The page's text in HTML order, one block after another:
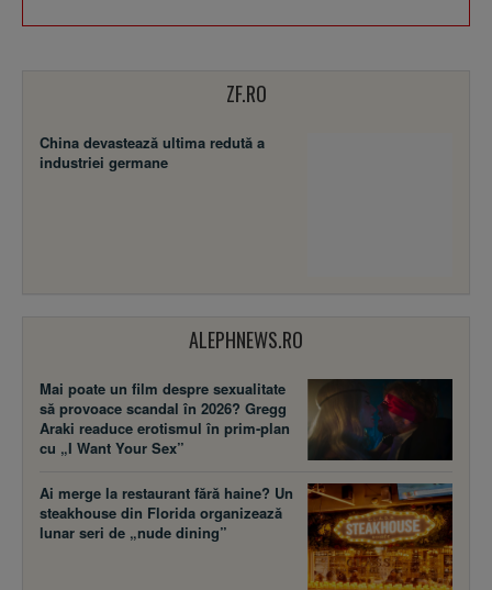
ZF.RO
China devastează ultima redută a
industriei germane
ALEPHNEWS.RO
Mai poate un film despre sexualitate
să provoace scandal în 2026? Gregg
Araki readuce erotismul în prim-plan
cu „I Want Your Sex”
Ai merge la restaurant fără haine? Un
steakhouse din Florida organizează
lunar seri de „nude dining”